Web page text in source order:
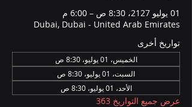
01 يوليو 2127، 8:30 ص – 6:00 م
Dubai, Dubai - United Arab Emirates
تواريخ أخرى
الخميس، 01 يوليو، 8:30 ص
السبت، 01 يوليو، 8:30 ص
الأحد، 01 يوليو، 8:30 ص
عرض جميع التواريخ 363